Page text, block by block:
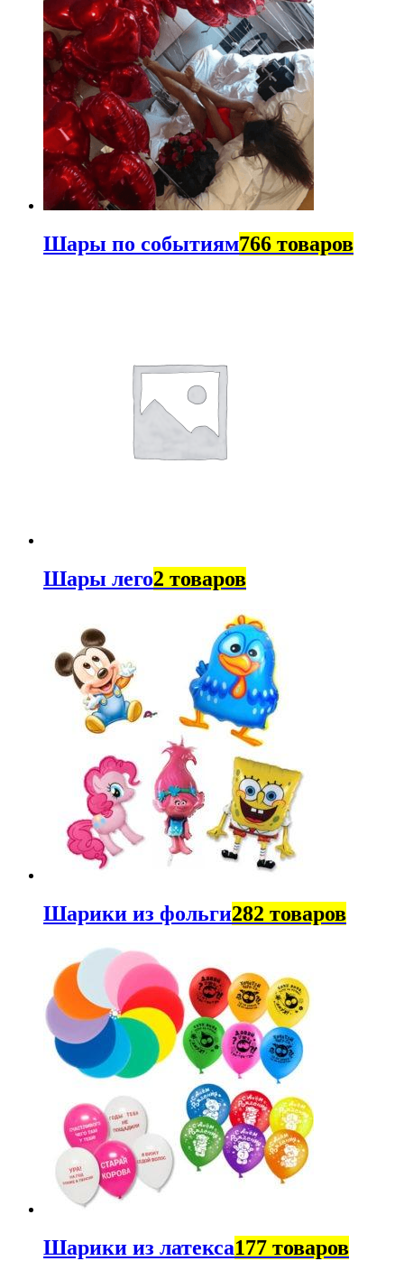
Шары по событиям766 товаров
Шары лего2 товаров
Шарики из фольги282 товаров
Шарики из латекса177 товаров